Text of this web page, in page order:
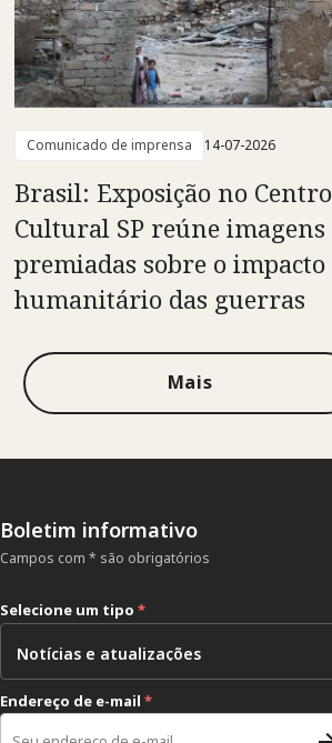
Comunicado de imprensa 14-07-2026
Brasil: Exposição no Centro
Cultural SP reúne imagens
premiadas sobre o impacto
humanitário das guerras
Mais
Boletim informativo
Campos com * são obrigatórios
Selecione um tipo *
Endereço de e-mail *